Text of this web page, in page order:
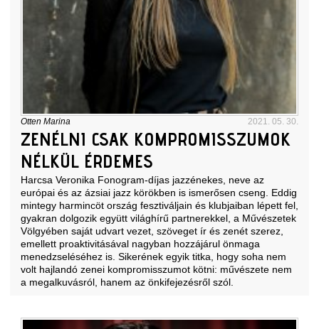
Otten Marina 2021. 05. 30.
ZENÉLNI CSAK KOMPROMISSZUMOK
NÉLKÜL ÉRDEMES
Harcsa Veronika Fonogram-díjas jazzénekes, neve az
európai és az ázsiai jazz körökben is ismerősen cseng. Eddig
mintegy harmincöt ország fesztiváljain és klubjaiban lépett fel,
gyakran dolgozik együtt világhírű partnerekkel, a Művészetek
Völgyében saját udvart vezet, szöveget ír és zenét szerez,
emellett proaktivitásával nagyban hozzájárul önmaga
menedzseléséhez is. Sikerének egyik titka, hogy soha nem
volt hajlandó zenei kompromisszumot kötni: művészete nem
a megalkuvásról, hanem az önkifejezésről szól.